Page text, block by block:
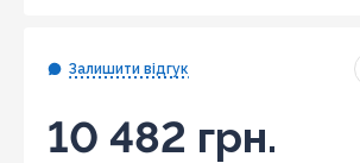
Залишити відгук
10 482 грн.